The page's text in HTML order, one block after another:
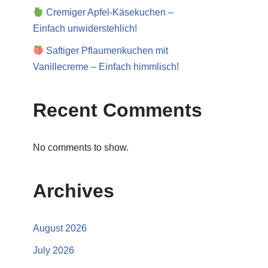
Cremiger Apfel-Käsekuchen –
Einfach unwiderstehlich!
Saftiger Pflaumenkuchen mit
Vanillecreme – Einfach himmlisch!
Recent Comments
No comments to show.
Archives
August 2026
July 2026